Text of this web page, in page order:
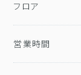
フロア
営業時間